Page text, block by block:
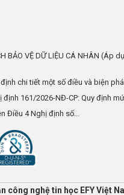
BẢO VỆ DỮ LIỆU CÁ NHÂN (Áp
chi tiết một số điều và biện
161/2026-NĐ-CP: Quy định
Điều 4 Nghị định số...
công nghệ tin học EFY Việt